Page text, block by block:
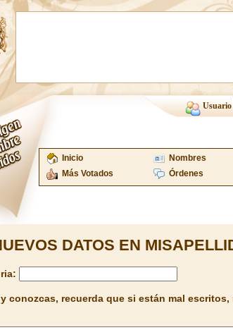
Usuario
Inicio Nombres
Más Votados
Órdenes
DATOS EN
conozcas, recuerda que si están mal escritos,